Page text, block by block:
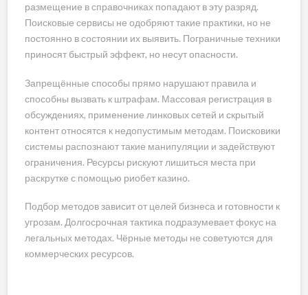
размещение в справочниках попадают в эту разряд.
Поисковые сервисы не одобряют такие практики, но не
постоянно в состоянии их выявить. Пограничные техники
приносят быстрый эффект, но несут опасности.
Запрещённые способы прямо нарушают правила и
способны вызвать к штрафам. Массовая регистрация в
обсуждениях, применение линковых сетей и скрытый
контент относятся к недопустимым методам. Поисковики
системы распознают такие манипуляции и задействуют
ограничения. Ресурсы рискуют лишиться места при
раскрутке с помощью риобет казино.
Подбор методов зависит от целей бизнеса и готовности к
угрозам. Долгосрочная тактика подразумевает фокус на
легальных методах. Чёрные методы не советуются для
коммерческих ресурсов.